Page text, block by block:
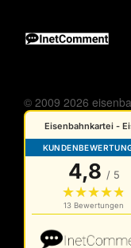
© 2009 2026